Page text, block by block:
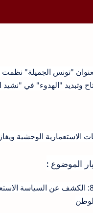
"تونس الجميلة"
وتبديد "الهدوء" في
الوحشية
الموضوع :